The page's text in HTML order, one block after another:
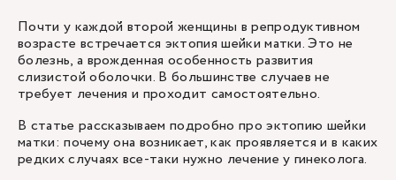
Почти у каждой второй женщины в репродуктивном
возрасте встречается эктопия шейки матки. Это не
болезнь, а врожденная особенность развития
слизистой оболочки. В большинстве случаев не
требует лечения и проходит самостоятельно.
В статье рассказываем подробно про эктопию шейки
матки: почему она возникает, как проявляется и в каких
редких случаях все-таки нужно лечение у гинеколога.